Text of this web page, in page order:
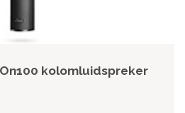
kolomluidspreker